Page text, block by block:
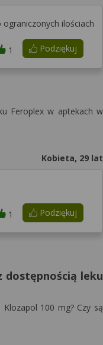
ilościach
Podziękuj
1
Feroplex w aptekach w
Kobieta, 29 lat
Podziękuj
1
dostępnością leku
100 mg? Czy są